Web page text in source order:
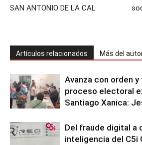
SAN ANTONIO DE LA CAL
Artículos relacionados Más del
Avanza con orden
proceso electoral
Santiago Xanica:
Del fraude digital a
inteligencia del C5i